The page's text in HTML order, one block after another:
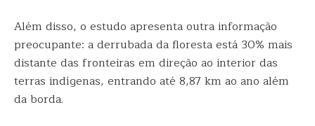
Além disso, o estudo apresenta outra informação
preocupante: a derrubada da floresta está 30% mais
distante das fronteiras em direção ao interior das
terras indígenas, entrando até 8,87 km ao ano além
da borda.